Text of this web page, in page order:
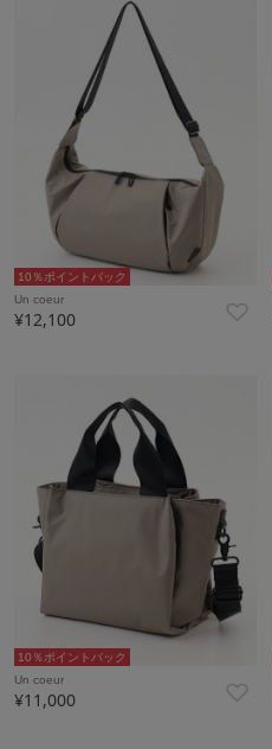
10％ポイントバック
Un coeur
¥12,100
10％ポイントバック
Un coeur
¥11,000